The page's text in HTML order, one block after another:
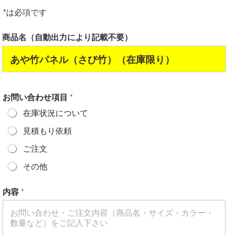
*は必項です
商品名（自動出力により記載不要）
あや竹パネル（さび竹）（在庫限り）
お問い合わせ項目 *
在庫状況について
見積もり依頼
ご注文
その他
内容*